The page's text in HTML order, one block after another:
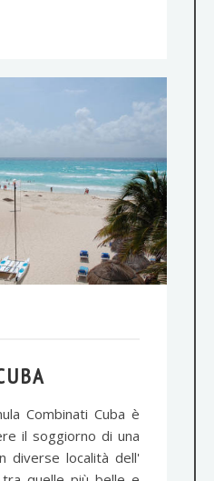
Combinati Cuba è
il soggiorno di una
diverse località dell'